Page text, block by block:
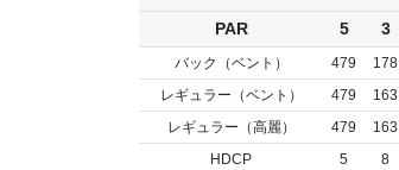
PAR
5 3
バック（ベント） 479 178
レギュラー（ベント）
479 163
レギュラー（高麗）
479 163
HDCP
5 8